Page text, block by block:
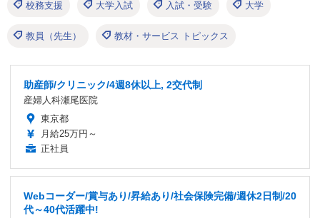
校務支援 大学入試 入試・受験 大学
教員（先生） 教材・サービス トピックス
助産師/クリニック/4週8休以上, 2交代制
産婦人科瀬尾医院
東京都
月給25万円～
正社員
Webコーダー/賞与あり/昇給あり/社会保険完備/週休2日制/20
代～40代活躍中!